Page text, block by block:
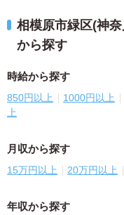
相模原市緑区(神
から探す
時給から探す
850円以上 1000円以上
上
月収から探す
15万円以上 20万円以上
年収から探す